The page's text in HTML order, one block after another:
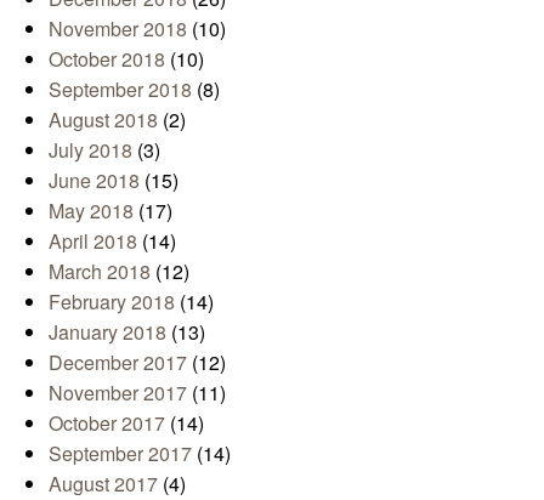
November 2018 (10)
October 2018 (10)
September 2018 (8)
August 2018 (2)
July 2018 (3)
June 2018 (15)
May 2018 (17)
April 2018 (14)
March 2018 (12)
February 2018 (14)
January 2018 (13)
December 2017 (12)
November 2017 (11)
October 2017 (14)
September 2017 (14)
August 2017 (4)